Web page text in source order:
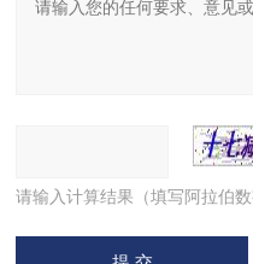
请输入计算结果（填写阿拉伯